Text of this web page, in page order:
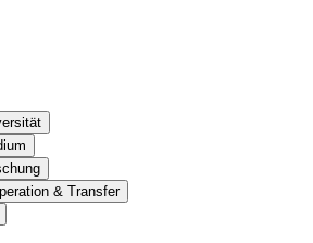
& Transfer